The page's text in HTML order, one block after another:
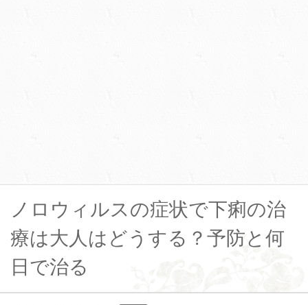
ノロウィルスの症状で下痢の治
療は大人はどうする？予防と何
日で治る